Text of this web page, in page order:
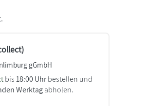
gGmbH
bis18:00 Uhrbestellen und
Werktagabholen.